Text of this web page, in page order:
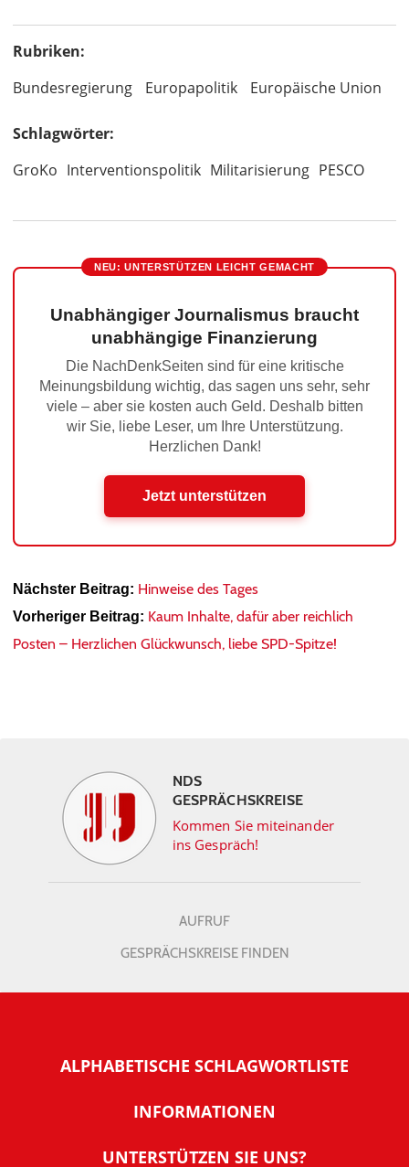
Rubriken:
Bundesregierung
Europapolitik Europäische Union
Schlagwörter:
GroKo Interventionspolitik Militarisierung PESCO
NEU: UNTERSTÜTZEN LEICHT GEMACHT
Unabhängiger Journalismus braucht
unabhängige Finanzierung
Die NachDenkSeiten sind für eine kritische
Meinungsbildung wichtig, das sagen uns sehr, sehr
viele – aber sie kosten auch Geld. Deshalb bitten
wir Sie, liebe Leser, um Ihre Unterstützung.
Herzlichen Dank!
Jetzt unterstützen
Nächster Beitrag: Hinweise des Tages
Vorheriger Beitrag: Kaum Inhalte, dafür aber reichlich
Posten – Herzlichen Glückwunsch, liebe SPD-Spitze!
NDS
GESPRÄCHSKREISE
Kommen Sie miteinander
ins Gespräch!
AUFRUF
GESPRÄCHSKREISE FINDEN
ALPHABETISCHE SCHLAGWORTLISTE
INFORMATIONEN
Warum NachDenkSeiten
UNTERSTÜTZEN SIE UNS?